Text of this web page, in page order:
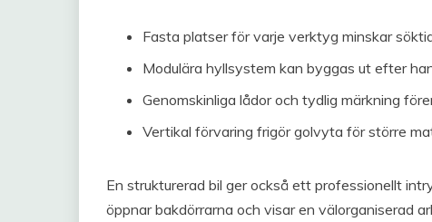
Fasta platser för varje verktyg minskar
Modulära hyllsystem kan byggas ut efter
Genomskinliga lådor och tydlig märkning
Vertikal förvaring frigör golvyta för större
En strukturerad bil ger också ett professionellt
öppnar bakdörrarna och visar en välorganiserad